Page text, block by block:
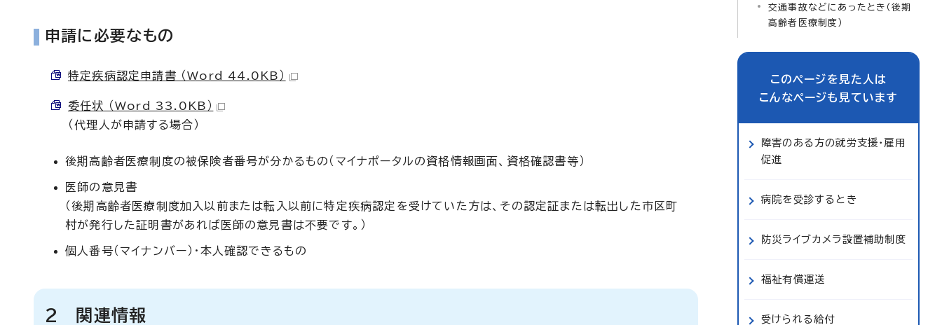
申請に必要なもの
特定疾病認定申請書 （Word 44.0KB）
委任状 （Word 33.0KB）
（代理人が申請する場合）
後期高齢者医療制度の被保険者番号が分かるもの（マイナポータルの資格情報画面、資格確認書等）
医師の意見書
（後期高齢者医療制度加入以前または転入以前に特定疾病認定を受けていた方は、その認定証または転出した市区町
村が発行した証明書があれば医師の意見書は不要です。）
個人番号（マイナンバー）・本人確認できるもの
2 関連情報
交通事故などにあったとき（後期
高齢者医療制度）
このページを見た人は
こんなページも見ています
障害のある方の就労支援・雇用
促進
病院を受診するとき
防災ライブカメラ設置補助制度
福祉有償運送
受けられる給付